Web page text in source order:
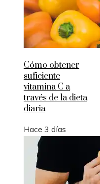
Cómo obtener
suficiente
vitamina C a
través de la dieta
diaria
Hace 3 días